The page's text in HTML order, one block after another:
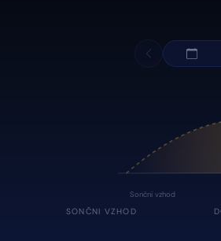
Sončni vzhod
SONČNI VZHOD